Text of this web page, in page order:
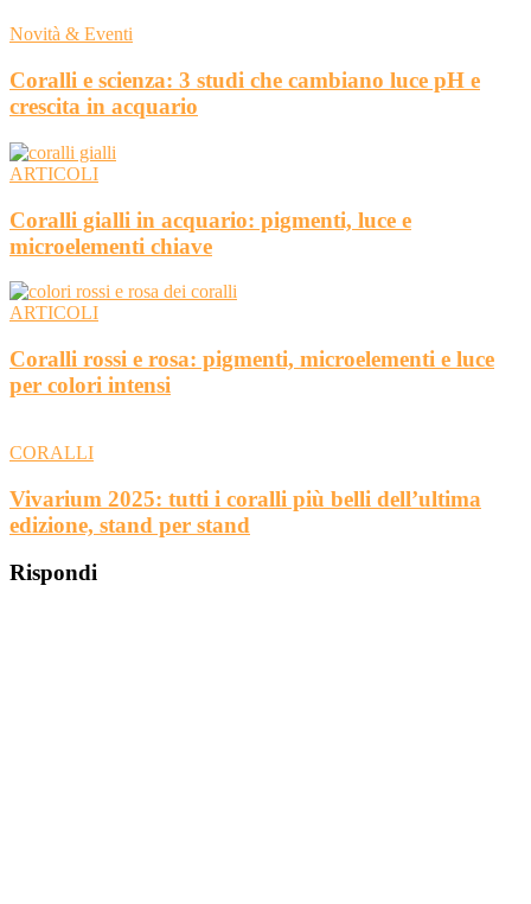
Novità & Eventi
Coralli e scienza: 3 studi che cambiano luce pH e
crescita in acquario
ARTICOLI
Coralli gialli in acquario: pigmenti, luce e
microelementi chiave
ARTICOLI
Coralli rossi e rosa: pigmenti, microelementi e luce
per colori intensi
CORALLI
Vivarium 2025: tutti i coralli più belli dell’ultima
edizione, stand per stand
Rispondi